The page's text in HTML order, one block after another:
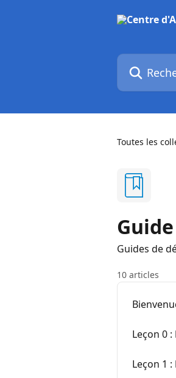
Rechercher
Toutes les
Guides de
10 articles
Leçon 0
Leçon 1